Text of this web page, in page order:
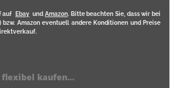
auf Ebayund Amazon. Bitte beachten Sie, dass wir bei
bzw. Amazon eventuell andere Konditionen und Preise
flexibel kaufen...